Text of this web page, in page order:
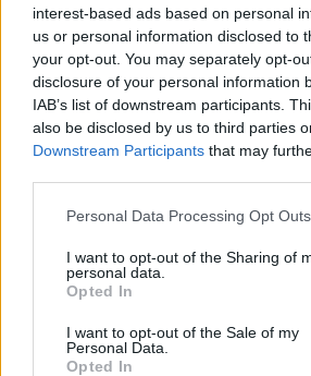
interest-based ads based on personal
us or personal information disclosed to
your opt-out. You may separately opt-
disclosure of your personal information
IAB’s list of downstream participants.
also be disclosed by us to third parties
Downstream Participants that may
Personal Data Processing Opt Outs
I want to opt-out of the Sharing of
personal data.
Opted In
I want to opt-out of the Sale of my
Personal Data.
Opted In
Τα βασικά κομμάτια της
γκαρνταρόμπας
Fashion: όλα για τη μόδα από το